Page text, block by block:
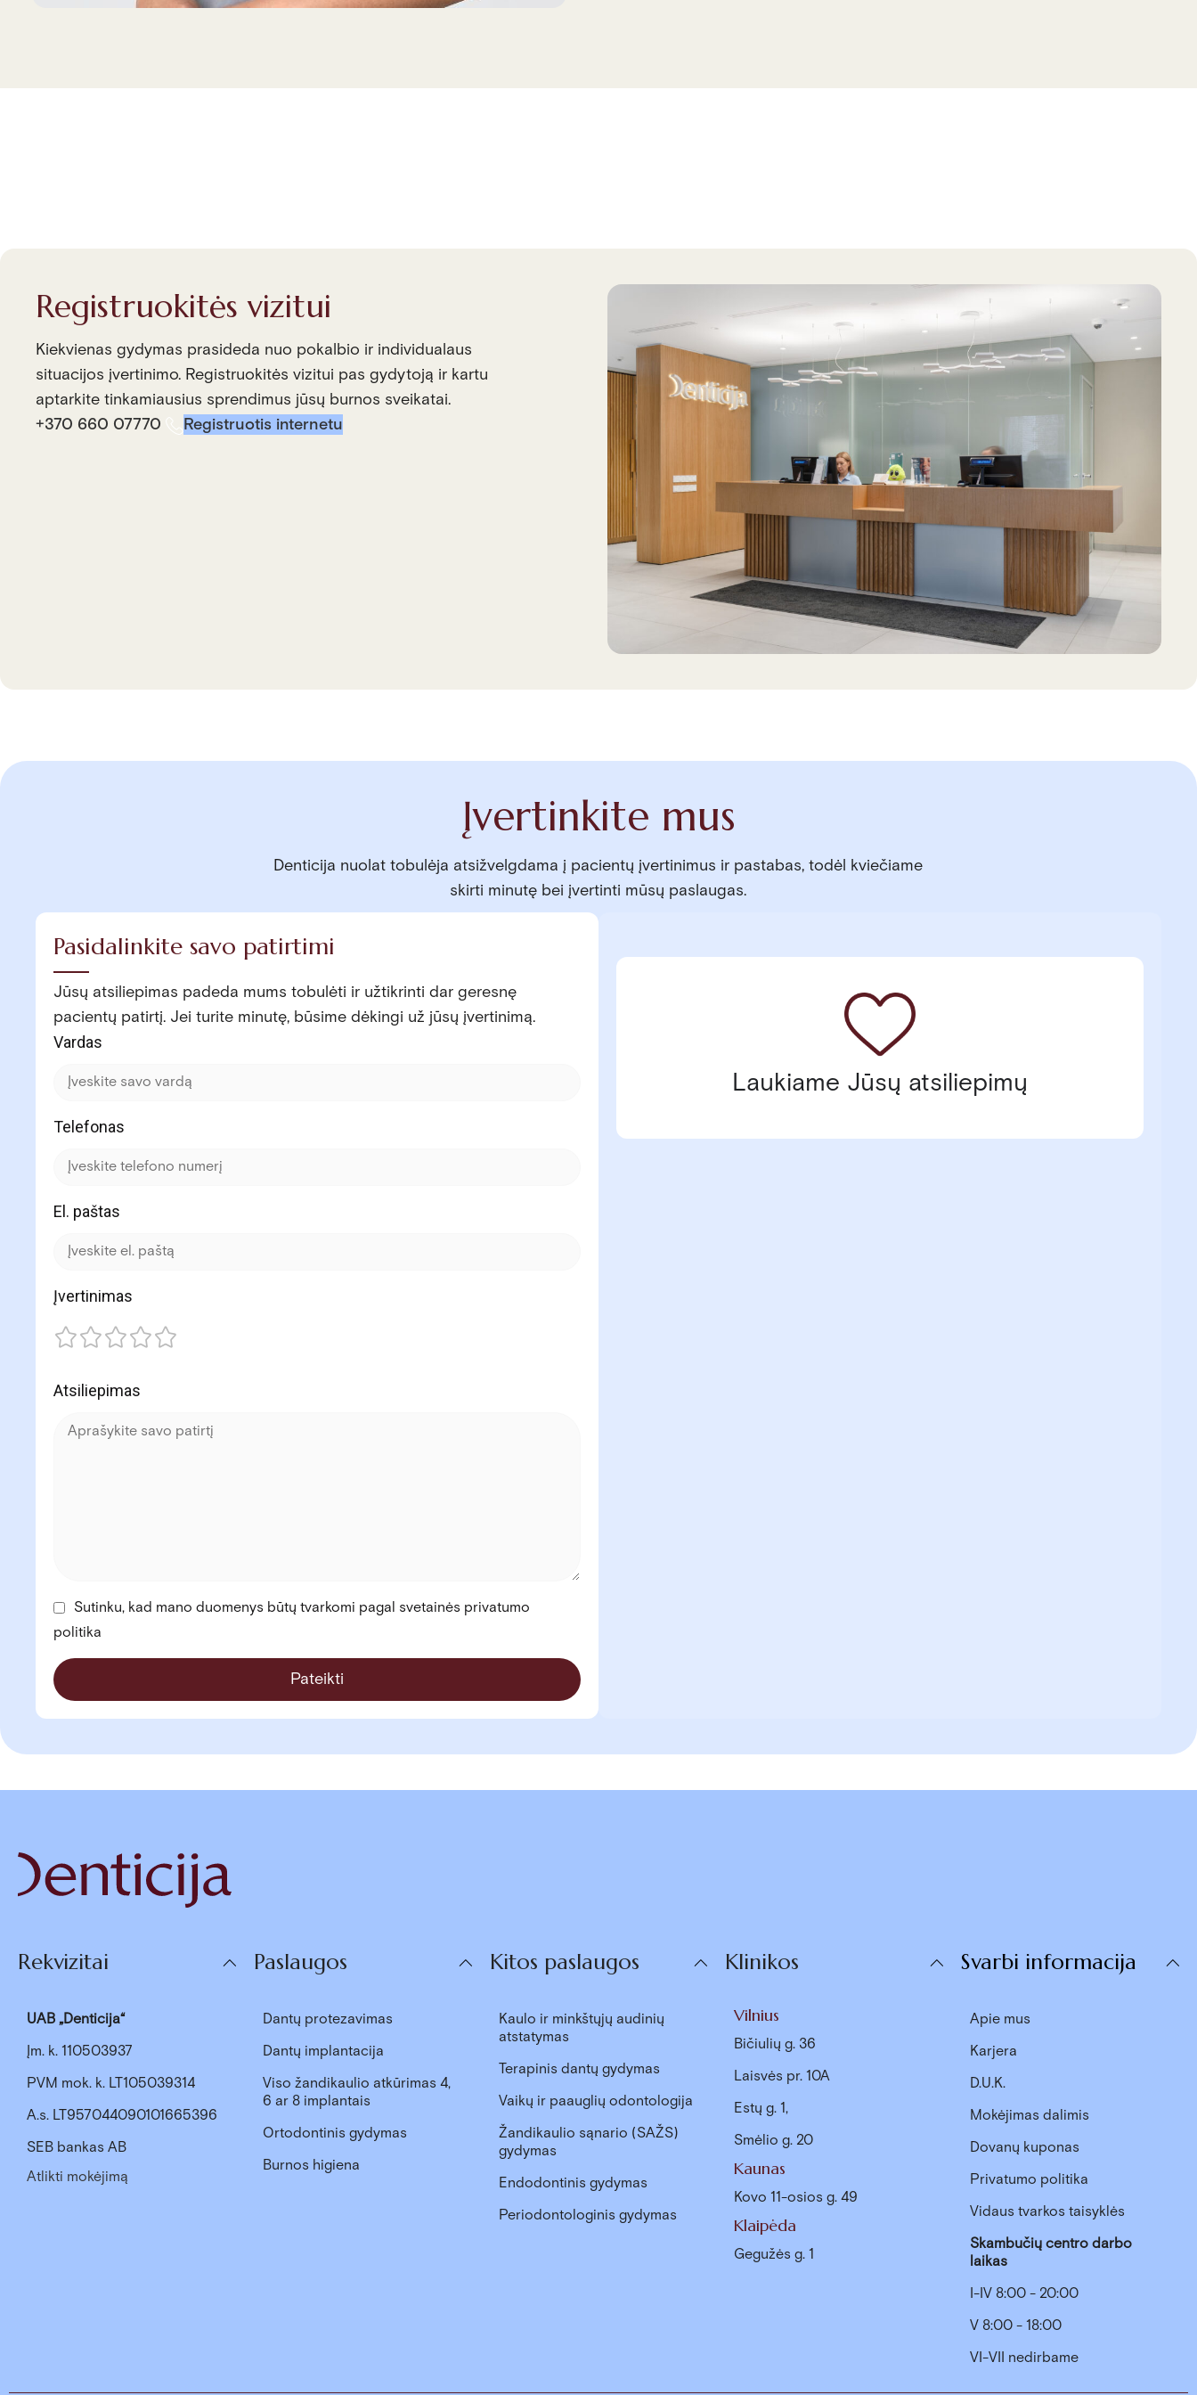
Registruokitės vizitui
Kiekvienas gydymas prasideda nuo pokalbio ir individualaus
situacijos įvertinimo. Registruokitės vizitui pas gydytoją ir kartu
aptarkite tinkamiausius sprendimus jūsų burnos sveikatai.
+370 660 07770
Registruotis internetu
Įvertinkite mus
Denticija nuolat tobulėja atsižvelgdama į pacientų įvertinimus ir pastabas, todėl kviečiame
skirti minutę bei įvertinti mūsų paslaugas.
Pasidalinkite savo patirtimi
Jūsų atsiliepimas padeda mums tobulėti ir užtikrinti dar geresnę
pacientų patirtį. Jei turite minutę, būsime dėkingi už jūsų įvertinimą.
Vardas
Telefonas
El. paštas
Įvertinimas
Atsiliepimas
Sutinku, kad mano duomenys būtų tvarkomi pagal svetainės privatumo
politika
Pateikti
Laukiame Jūsų atsiliepimų
Rekvizitai
UAB „Denticija“
Įm. k. 110503937
PVM mok. k. LT105039314
A.s. LT957044090101665396
SEB bankas AB
Atlikti mokėjimą
Paslaugos
Dantų protezavimas
Dantų implantacija
Viso žandikaulio atkūrimas 4,
6 ar 8 implantais
Ortodontinis gydymas
Burnos higiena
Kitos paslaugos
Kaulo ir minkštųjų audinių
atstatymas
Terapinis dantų gydymas
Vaikų ir paauglių odontologija
Žandikaulio sąnario (SAŽS)
gydymas
Endodontinis gydymas
Periodontologinis gydymas
Klinikos
Vilnius
Bičiulių g. 36
Laisvės pr. 10A
Estų g. 1,
Smėlio g. 20
Kaunas
Kovo 11-osios g. 49
Klaipėda
Gegužės g. 1
Svarbi informacija
Apie mus
Karjera
D.U.K.
Mokėjimas dalimis
Dovanų kuponas
Privatumo politika
Vidaus tvarkos taisyklės
Skambučių centro darbo
laikas
I-IV 8:00 - 20:00
V 8:00 - 18:00
VI-VII nedirbame